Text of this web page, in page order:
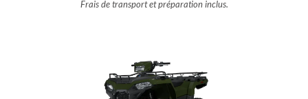
Frais de transport et préparation inclus.